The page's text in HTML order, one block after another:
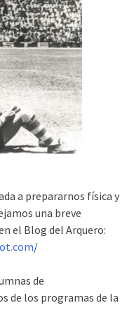
a prepararnos física y
una breve
el Blog del Arquero:
/
de
de los programas de la